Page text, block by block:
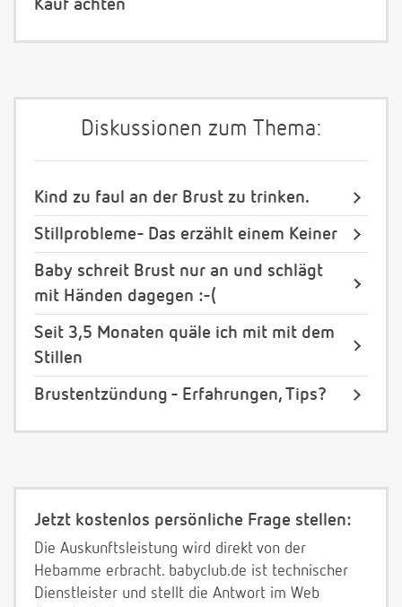
Kauf achten
Diskussionen zum Thema:
Kind zu faul an der Brust zu trinken.
Stillprobleme- Das erzählt einem Keiner
Baby schreit Brust nur an und schlägt
mit Händen dagegen :-(
Seit 3,5 Monaten quäle ich mit mit dem
Stillen
Brustentzündung - Erfahrungen, Tips?
Jetzt kostenlos persönliche Frage stellen:
Die Auskunftsleistung wird direkt von der
Hebamme erbracht. babyclub.de ist technischer
Dienstleister und stellt die Antwort im Web